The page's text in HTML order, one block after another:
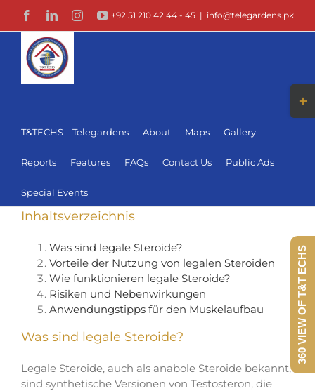
content
FacebookLinkedInInstagramYouTube
+92 51 210 42 44 - 45 | info@telegardens.pk
T&TECHS – Telegardens About Maps Gallery
Reports Features FAQs Contact Us Public Ads
Special Events
Inhaltsverzeichnis
Was sind legale Steroide?
Vorteile der Nutzung von legalen Steroiden
Wie funktionieren legale Steroide?
Risiken und Nebenwirkungen
Anwendungstipps für den Muskelaufbau
Was sind legale Steroide?
Legale Steroide, auch als anabole Steroide bekannt,
sind synthetische Versionen von Testosteron, die
Bar
360 VIEW OF T&T ECHS